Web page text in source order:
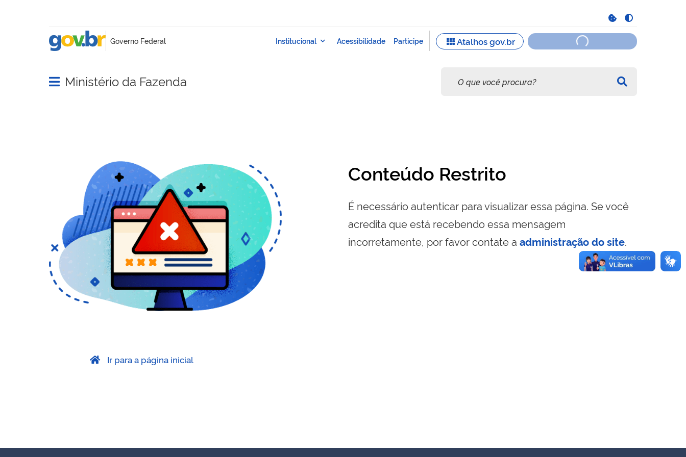
Abrir menu principal de navegação
Ministério da Fazenda
Conteúdo Restrito
É necessário autenticar para visualizar essa página. Se você
acredita que está recebendo essa mensagem
incorretamente, por favor contate a administração do site.
Ir para a página inicial